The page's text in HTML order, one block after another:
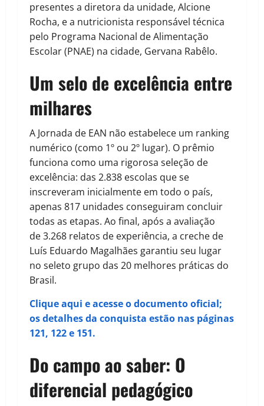
presentes a diretora da unidade, Alcione
Rocha, e a nutricionista responsável técnica
pelo Programa Nacional de Alimentação
Escolar (PNAE) na cidade, Gervana Rabêlo.
Um selo de excelência entre
milhares
A Jornada de EAN não estabelece um ranking
numérico (como 1º ou 2º lugar). O prêmio
funciona como uma rigorosa seleção de
excelência: das 2.838 escolas que se
inscreveram inicialmente em todo o país,
apenas 817 unidades conseguiram concluir
todas as etapas. Ao final, após a avaliação
de 3.268 relatos de experiência, a creche de
Luís Eduardo Magalhães garantiu seu lugar
no seleto grupo das 20 melhores práticas do
Brasil.
Clique aqui e acesse o documento oficial;
os detalhes da conquista estão nas páginas
121, 122 e 151.
Do campo ao saber: O
diferencial pedagógico